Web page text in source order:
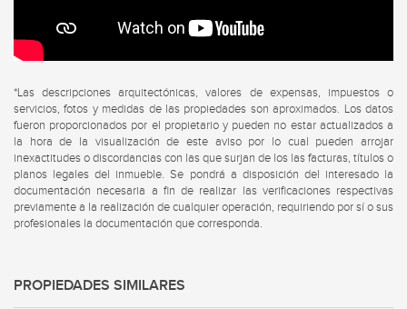
*Las descripciones arquitectónicas, valores de expensas, impuestos o
servicios, fotos y medidas de las propiedades son aproximados. Los datos
fueron proporcionados por el propietario y pueden no estar actualizados a
la hora de la visualización de este aviso por lo cual pueden arrojar
inexactitudes o discordancias con las que surjan de los las facturas, títulos o
planos legales del inmueble. Se pondrá a disposición del interesado la
documentación necesaria a fin de realizar las verificaciones respectivas
previamente a la realización de cualquier operación, requiriendo por sí o sus
profesionales la documentación que corresponda.
PROPIEDADES SIMILARES